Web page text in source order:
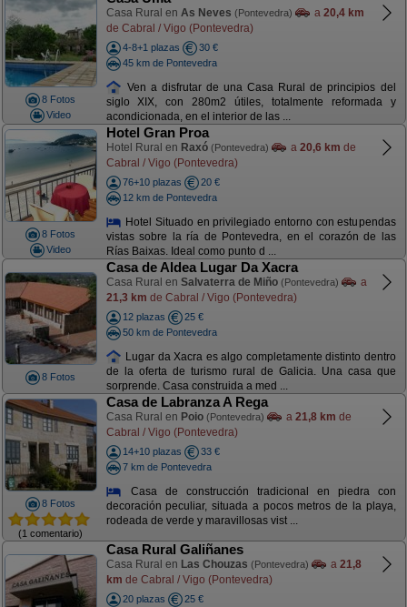
8 Fotos
Video
Casa Rural en As Neves (Pontevedra) a 20,4 km
de Cabral / Vigo (Pontevedra)
4-8+1 plazas
30 €
45 km de Pontevedra
Ven a disfrutar de una Casa Rural de principios del
siglo XIX, con 280m2 útiles, totalmente reformada y
acondicionada, en el interior de las ...
8 Fotos
Video
Hotel Gran Proa
Hotel Rural en Raxó (Pontevedra) a 20,6 km de
Cabral / Vigo (Pontevedra)
76+10 plazas
20 €
12 km de Pontevedra
Hotel Situado en privilegiado entorno con estupendas
vistas sobre la ría de Pontevedra, en el corazón de las
Rías Baixas. Ideal como punto d ...
8 Fotos
Casa de Aldea Lugar Da Xacra
Casa Rural en Salvaterra de Miño (Pontevedra)
a
21,3 km de Cabral / Vigo (Pontevedra)
12 plazas
25 €
50 km de Pontevedra
Lugar da Xacra es algo completamente distinto dentro
de la oferta de turismo rural de Galicia. Una casa que
sorprende. Casa construida a med ...
8 Fotos
(1 comentario)
Casa de Labranza A Rega
Casa Rural en Poio (Pontevedra) a 21,8 km de
Cabral / Vigo (Pontevedra)
14+10 plazas
33 €
7 km de Pontevedra
Casa de construcción tradicional en piedra con
decoración peculiar, situada a pocos metros de la playa,
rodeada de verde y maravillosas vist ...
Casa Rural Galiñanes
Casa Rural en Las Chouzas (Pontevedra) a 21,8
km de Cabral / Vigo (Pontevedra)
20 plazas
25 €